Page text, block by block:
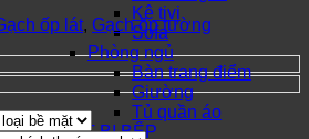
Kệ tivi
Sofa
Phòng ngủ
Bàn trang điểm
Giường
Tủ quần áo
THIẾT BỊ BẾP
ốp lát, Gạch ốp tường